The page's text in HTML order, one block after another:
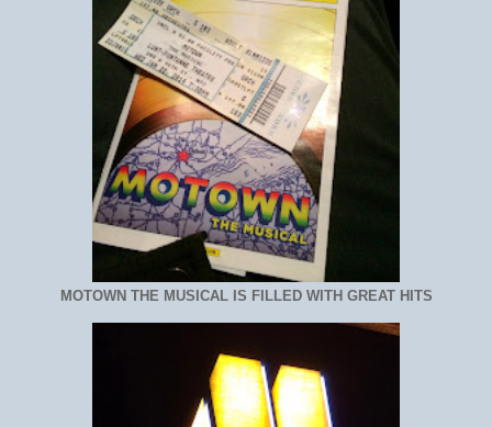
MOTOWN THE MUSICAL IS FILLED WITH GREAT HITS